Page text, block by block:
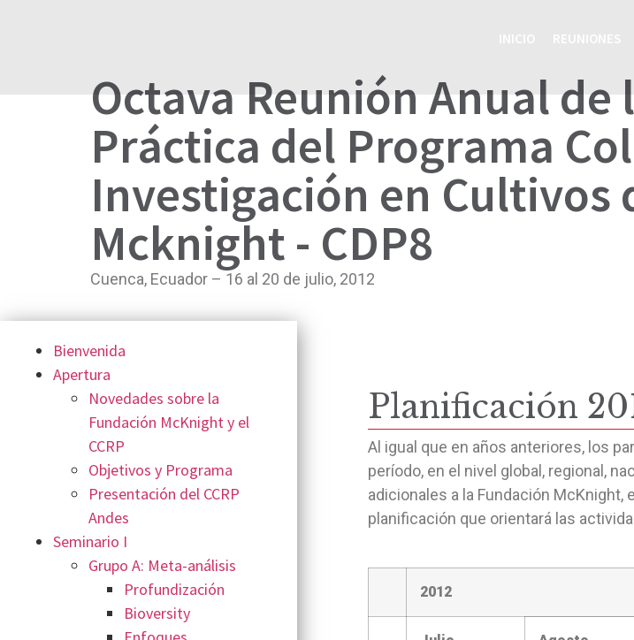
Octava Reunión Anual
Práctica del Programa
Investigación en Cultivos
Mcknight - CDP8
Cuenca, Ecuador – 16 al 20 de julio, 2012
Bienvenida
Apertura
Novedades sobre la
Fundación McKnight y el
CCRP
Objetivos y Programa
Presentación del CCRP
Andes
Seminario I
Grupo A: Meta-análisis
Profundización
Bioversity
Planificación
Al igual que en años anteriores, los
período, en el nivel global, regional,
adicionales a la Fundación
planificación que orientará las
2012